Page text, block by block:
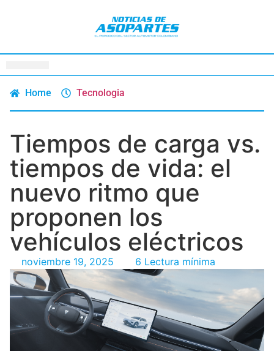
Home Tecnologia
Tiempos de carga vs.
tiempos de vida: el
nuevo ritmo que
proponen los
vehículos eléctricos
noviembre 19, 2025 6 Lectura mínima